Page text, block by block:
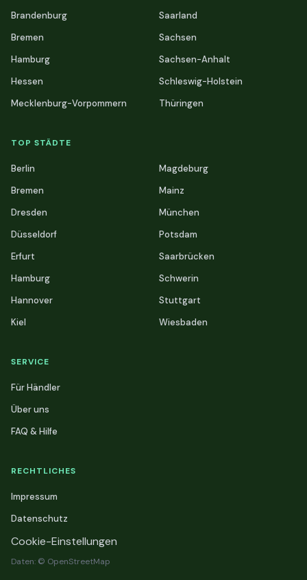
Brandenburg
Bremen
Hamburg
Hessen
Mecklenburg-Vorpommern
Saarland
Sachsen
Sachsen-Anhalt
Schleswig-Holstein
Thüringen
TOP STÄDTE
Berlin
Bremen
Dresden
Düsseldorf
Erfurt
Hamburg
Hannover
Kiel
Magdeburg
Mainz
München
Potsdam
Saarbrücken
Schwerin
Stuttgart
Wiesbaden
SERVICE
Für Händler
Über uns
FAQ & Hilfe
RECHTLICHES
Impressum
Datenschutz
Cookie-Einstellungen
Daten: © OpenStreetMap